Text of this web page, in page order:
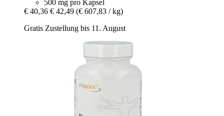
500 mg pro Kapsel
€ 40,36 € 42,49 (€ 607,83 / kg)
Gratis Zustellung bis 11. August